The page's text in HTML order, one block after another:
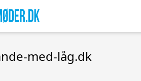
med-låg.dk